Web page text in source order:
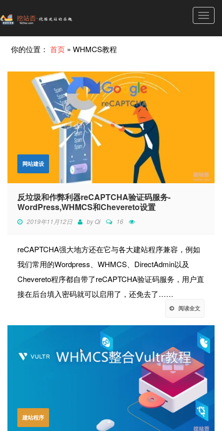
你的位置：首页 »WHMCS教程
网站建设
反垃圾和作弊利器reCAPTCHA验证码服务-
WordPress,WHMCS和Chevereto设置
2019年11月12日 byQi 16
reCAPTCHA强大地方还在它与各大建站程序兼容，例如
我们常用的Wordpress、WHMCS、DirectAdmin以及
Chevereto程序都自带了reCAPTCHA验证码服务，用户直
接在后台填入密码就可以启用了，还免去了……
阅读全文
建站程序